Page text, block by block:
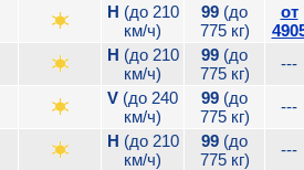
H (до 210
км/ч)
99 (до
775 кг)
от
H (до 210
км/ч)
99 (до
775 кг)
---
V (до 240
км/ч)
99 (до
775 кг)
---
H (до 210
км/ч)
99 (до
775 кг)
---